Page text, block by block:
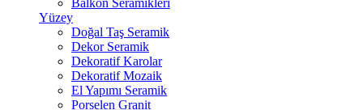
Balkon Seramikleri
Yüzey
Doğal Taş Seramik
Dekor Seramik
Dekoratif Karolar
Dekoratif Mozaik
El Yapımı Seramik
Porselen Granit